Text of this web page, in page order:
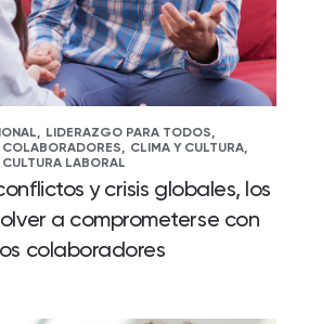
LIDERAZGO PARA TODOS,
CLIMA Y CULTURA,
CULTURA LABORAL
y crisis globales, los
a comprometerse con
colaboradores